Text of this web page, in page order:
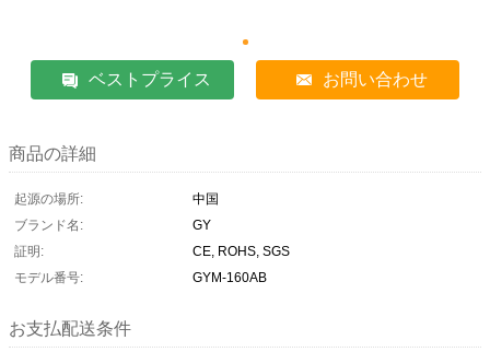
ベストプライス お問い合わせ
商品の詳細
起源の場所:
中国
ブランド名:
GY
証明:
CE, ROHS, SGS
モデル番号:
GYM-160AB
お支払配送条件